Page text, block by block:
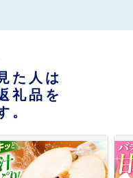
た人は
礼品を
。